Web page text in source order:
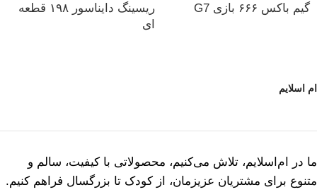
گیم باکس ۶۶۶ بازی G7
ریسینگ دایناسور ۱۹۸ قطعه
ای
ام اسلایم
ما در ام‌اسلایم، تلاش می‌کنیم، محصولاتی با کیفیت، سالم و
متنوع برای مشتریان عزیزمان، از کودک تا بزرگسال فراهم کنیم.